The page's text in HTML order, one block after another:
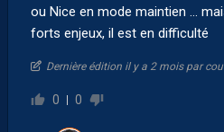
ou Nice en mode maintien …
forts enjeux, il est en difficulté
Dernière édition il y a 2 mois par
0 0